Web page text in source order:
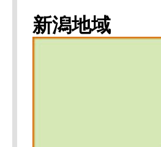
新潟地域